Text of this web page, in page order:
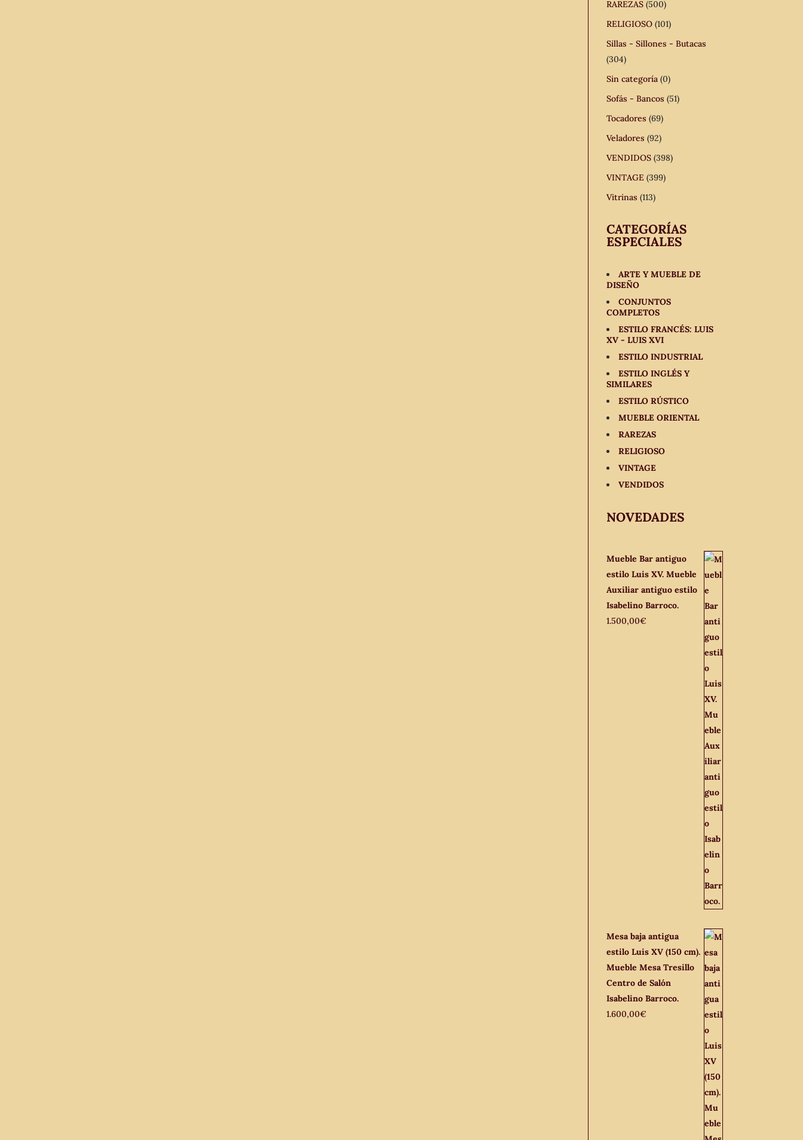
RAREZAS (500)
RELIGIOSO (101)
Sillas - Sillones - Butacas
(304)
Sin categoría (0)
Sofás - Bancos (51)
Tocadores (69)
Veladores (92)
VENDIDOS (398)
VINTAGE (399)
Vitrinas (113)
CATEGORÍAS
ESPECIALES
ARTE Y MUEBLE DE
DISEÑO
CONJUNTOS
COMPLETOS
ESTILO FRANCÉS: LUIS
XV - LUIS XVI
ESTILO INDUSTRIAL
ESTILO INGLÉS Y
SIMILARES
ESTILO RÚSTICO
MUEBLE ORIENTAL
RAREZAS
RELIGIOSO
VINTAGE
VENDIDOS
NOVEDADES
Mueble Bar antiguo
estilo Luis XV. Mueble
Auxiliar antiguo estilo
Isabelino Barroco.
1.500,00€
Mesa baja antigua
estilo Luis XV (150 cm).
Mueble Mesa Tresillo
Centro de Salón
Isabelino Barroco.
1.600,00€